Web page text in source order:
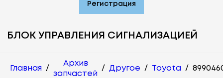
Регистрация
БЛОК УПРАВЛЕНИЯ СИГНАЛИЗАЦИЕЙ
Главная /
Архив
запчастей
/ Другое / Toyota /